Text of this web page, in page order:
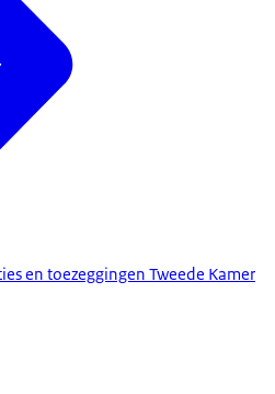
en toezeggingen Tweede Kamer